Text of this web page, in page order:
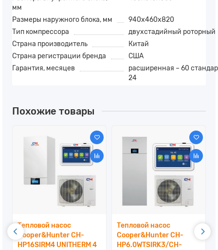
мм
Размеры наружного блока, мм
940x460x820
Тип компрессора
двухстадийный роторный
Страна производитель
Китай
Страна регистрации бренда
США
Гарантия, месяцев
расширенная – 60
24
Похожие товары
Тепловой насос
Cooper&Hunter CH-
HP16SIRM4 UNITHERM 4
Тепловой насос
Cooper&Hunter CH-
HP6.0WTSIRK3/CH-